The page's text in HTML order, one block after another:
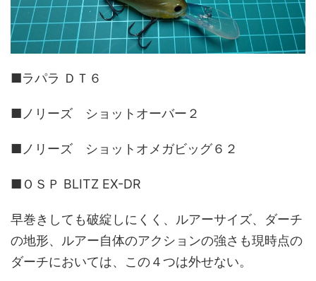
■ラパラ ＤＴ６
■ノリーズ ショットオーバー２
■ノリーズ ショットオメガビッグ６２
■ＯＳＰ BLITZ EX-DR
早巻きしても破綻しにくく、ルアーサイズ、ダーチ
の地形、ルアー自体のアクションの強さも現時点の
ダーチにおいては、この４つは外せない。